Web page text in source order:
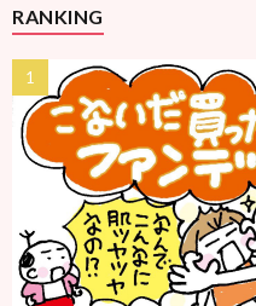
RANKING